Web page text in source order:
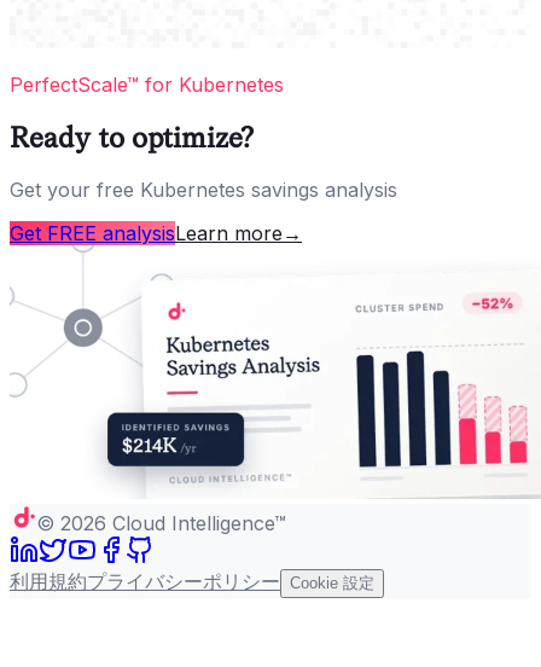
PerfectScale™ for Kubernetes
Ready to optimize?
Get your free Kubernetes savings analysis
Get FREE analysisLearn more →
© 2026 Cloud Intelligence™
利用規約プライバシーポリシー Cookie 設定